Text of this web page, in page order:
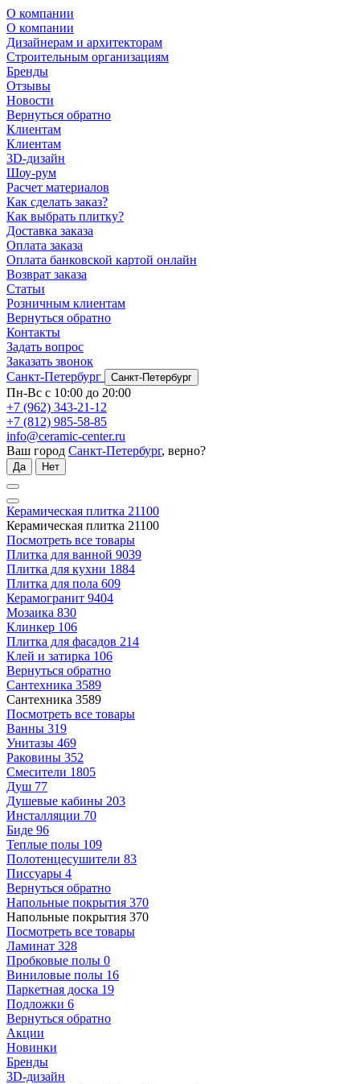
О компании
О компании
Дизайнерам и архитекторам
Строительным организациям
Бренды
Отзывы
Новости
Вернуться обратно
Клиентам
Клиентам
3D-дизайн
Шоу-рум
Расчет материалов
Как сделать заказ?
Как выбрать плитку?
Доставка заказа
Оплата заказа
Оплата банковской картой онлайн
Возврат заказа
Статьи
Розничным клиентам
Вернуться обратно
Контакты
Задать вопрос
Заказать звонок
Санкт-Петербург
Санкт-Петербург
Пн-Вс с 10:00 до 20:00
+7 (962) 343-21-12
+7 (812) 985-58-85
info@ceramic-center.ru
Ваш город Санкт-Петербург, верно?
Да Нет
Керамическая плитка 21100
Керамическая плитка 21100
Посмотреть все товары
Плитка для ванной 9039
Плитка для кухни 1884
Плитка для пола 609
Керамогранит 9404
Мозаика 830
Клинкер 106
Плитка для фасадов 214
Клей и затирка 106
Вернуться обратно
Сантехника 3589
Сантехника 3589
Посмотреть все товары
Ванны 319
Унитазы 469
Раковины 352
Смесители 1805
Душ 77
Душевые кабины 203
Инсталляции 70
Биде 96
Теплые полы 109
Полотенцесушители 83
Писсуары 4
Вернуться обратно
Напольные покрытия 370
Напольные покрытия 370
Посмотреть все товары
Ламинат 328
Пробковые полы 0
Виниловые полы 16
Паркетная доска 19
Подложки 6
Вернуться обратно
Акции
Новинки
Бренды
3D-дизайн